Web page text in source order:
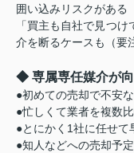
囲い込みリスクがある
「買主も自社で見つ
介を断るケースも（要
◆ 専属専任媒介が
●初めての売却で不安
●忙しくて業者を複数
●とにかく1社に任せて
●知人などへの売却予